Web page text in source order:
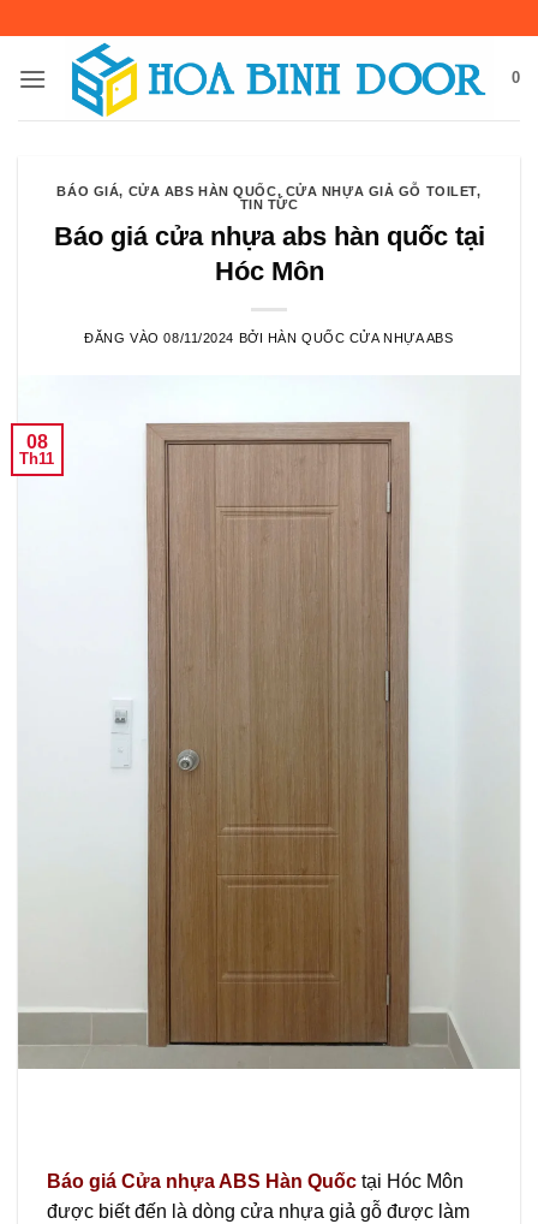
nội
0
BÁO GIÁ, CỬA ABS HÀN QUỐC, CỬA NHỰA GIẢ GỖ TOILET,
TIN TỨC
Báo giá cửa nhựa abs hàn quốc tại
Hóc Môn
ĐĂNG VÀO08/11/2024 BỞI HÀN QUỐC CỬA NHỰA ABS
08
Th11
Báo giá Cửa nhựa ABS Hàn Quốc tại Hóc Môn
được biết đến là dòng cửa nhựa giả gỗ được làm